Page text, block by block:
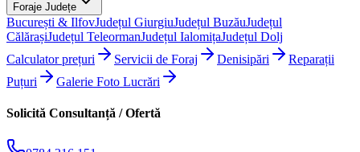
Foraje Județe
București & IlfovJudețul GiurgiuJudețul BuzăuJudețul
CălărașiJudețul TeleormanJudețul IalomițaJudețul Dolj
Calculator prețuri
Servicii de Foraj Denisipări
Reparații
Puțuri
Galerie Foto Lucrări
Solicită Consultanță / Ofertă